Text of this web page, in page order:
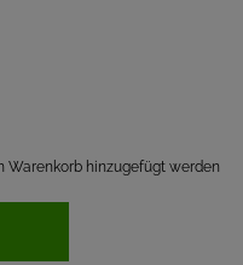
Warenkorb hinzugefügt werden